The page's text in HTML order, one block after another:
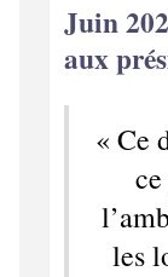
Juin
aux
« Ce
les